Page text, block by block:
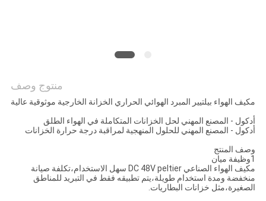
منتوج وصف
مكيف الهواء بيلتيير المبرد الهوائي الحراري الخزانة الخارجية موثوقية عالية
أدكول - المصنع المهني لحل الخزانات المتكاملة في الهواء الطلق
أدكول - المصنع المهني للحلول المنهجية لمراقبة درجة حرارة الخزانات
وصف المنتج
1وظيفة ميان
مكيف الهواء الصناعي DC 48V peltier سهل الاستخدام،تكلفة صيانة
منخفضة ومدة استخدام طويلة،يتم تطبيقه فقط في التبريد للمناطق
الصغيرة،مثل خزانات البطاريات.